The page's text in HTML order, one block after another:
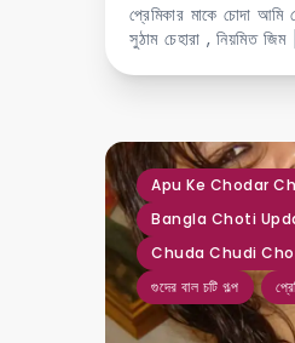
প্রেমিকার মাকে চোদা
সুঠাম চেহারা , নিয়মিত
Apu Ke Chodar
Bangla Choti
Chuda Chudi
গুদের বাল চটি গল্প